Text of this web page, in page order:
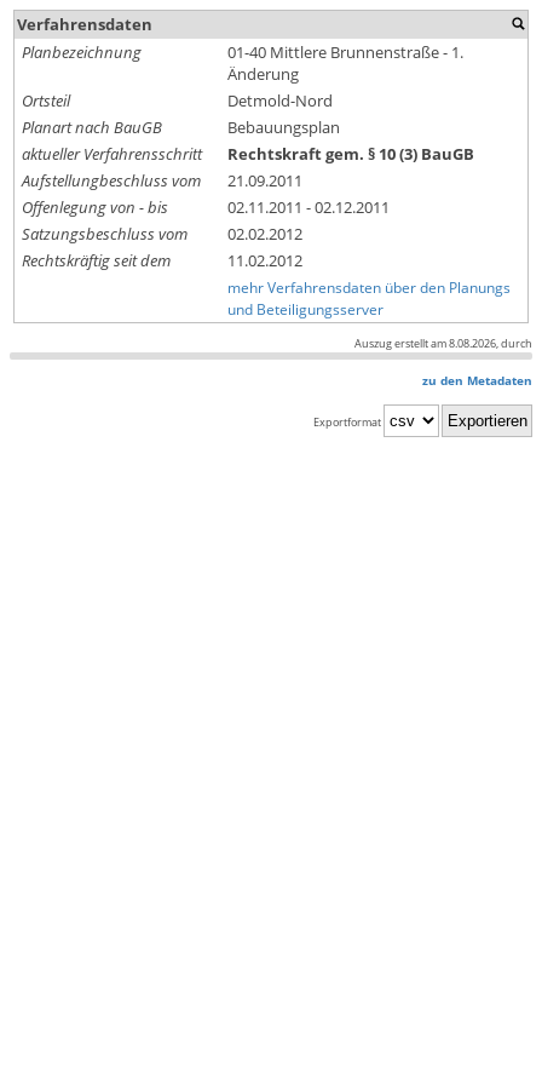
Verfahrensdaten
Planbezeichnung
01-40 Mittlere Brunnenstraße - 1.
Änderung
Ortsteil
Detmold-Nord
Planart nach BauGB
Bebauungsplan
aktueller Verfahrensschritt
Rechtskraft gem. § 10 (3) BauGB
Aufstellungbeschluss vom
21.09.2011
Offenlegung von - bis
02.11.2011 - 02.12.2011
Satzungsbeschluss vom
02.02.2012
Rechtskräftig seit dem
11.02.2012
mehr Verfahrensdaten über den Planungs
und Beteiligungsserver
Auszug erstellt am 8.08.2026, durch
zu den Metadaten
Exportformat